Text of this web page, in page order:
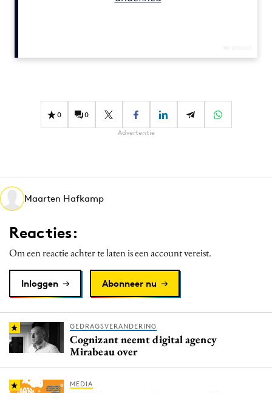
Influencer marketing
Interne communicatie
Media
Merkstrategie
PR
Programmatic
Reputatie & crisis
0 0
Advertentie
Maarten Hafkamp
Reacties:
Om een reactie achter te laten is een account vereist.
Inloggen Abonneer nu
GEDRAGSVERANDERING
Cognizant neemt digital agency
Mirabeau over
MEDIA